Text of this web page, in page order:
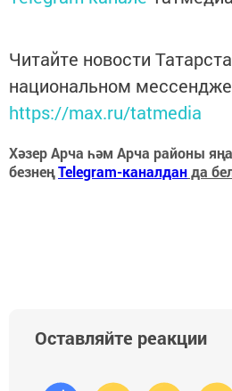
Читайте новости
национальном
https://max.ru/tatmedia
Хәзер Арча һәм Арча районы
безнеңTelegram-каналданда
Оставляйте реакции